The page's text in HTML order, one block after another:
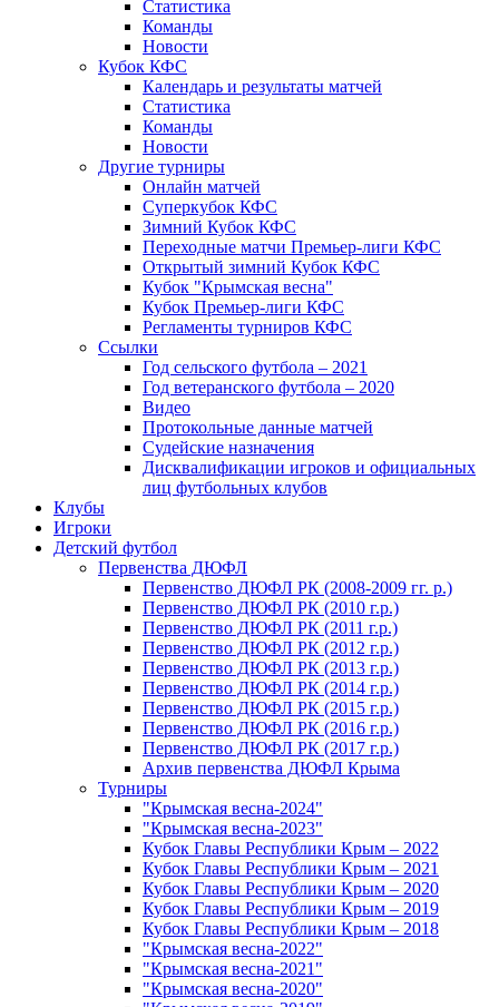
Статистика
Команды
Новости
Кубок КФС
Календарь и результаты матчей
Статистика
Команды
Новости
Другие турниры
Онлайн матчей
Суперкубок КФС
Зимний Кубок КФС
Переходные матчи Премьер-лиги КФС
Открытый зимний Кубок КФС
Кубок "Крымская весна"
Кубок Премьер-лиги КФС
Регламенты турниров КФС
Ссылки
Год сельского футбола – 2021
Год ветеранского футбола – 2020
Видео
Протокольные данные матчей
Судейские назначения
Дисквалификации игроков и официальных
лиц футбольных клубов
Клубы
Игроки
Детский футбол
Первенства ДЮФЛ
Первенство ДЮФЛ РК (2008-2009 гг. р.)
Первенство ДЮФЛ РК (2010 г.р.)
Первенство ДЮФЛ РК (2011 г.р.)
Первенство ДЮФЛ РК (2012 г.р.)
Первенство ДЮФЛ РК (2013 г.р.)
Первенство ДЮФЛ РК (2014 г.р.)
Первенство ДЮФЛ РК (2015 г.р.)
Первенство ДЮФЛ РК (2016 г.р.)
Первенство ДЮФЛ РК (2017 г.р.)
Архив первенства ДЮФЛ Крыма
Турниры
"Крымская весна-2024"
"Крымская весна-2023"
Кубок Главы Республики Крым – 2022
Кубок Главы Республики Крым – 2021
Кубок Главы Республики Крым – 2020
Кубок Главы Республики Крым – 2019
Кубок Главы Республики Крым – 2018
"Крымская весна-2022"
"Крымская весна-2021"
"Крымская весна-2020"